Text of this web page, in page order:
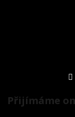
Přijímáme